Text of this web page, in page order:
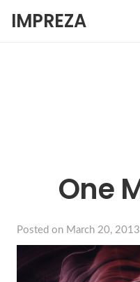
IMPREZA
One
Posted on March 20, 2013